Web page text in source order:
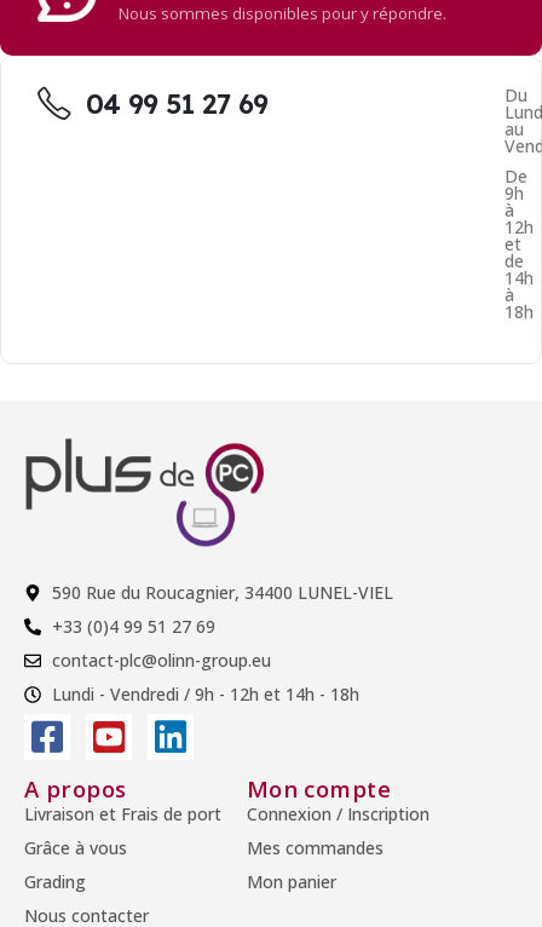
Nous sommes disponibles pour y répondre.
04 99 51 27 69 Du
au
De
9h
à
12h
et
de
14h
à
18h
590 Rue du Roucagnier, 34400 LUNEL-VIEL
+33 (0)4 99 51 27 69
contact-plc@olinn-group.eu
Lundi - Vendredi / 9h - 12h et 14h - 18h
A propos
Livraison et Frais de port
Grâce à vous
Grading
Nous contacter
Mon compte
Connexion / Inscription
Mes commandes
Mon panier